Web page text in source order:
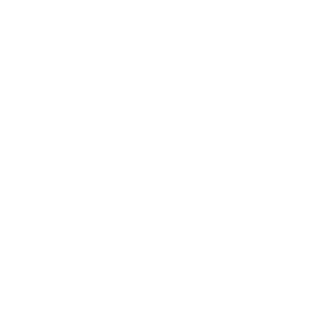
Así que mantuve la cabeza baja, la
“Sé agradecida”, dicen. “Tuviste suerte
Rodrigue, muriera. Adrian tenía solo diecisiete